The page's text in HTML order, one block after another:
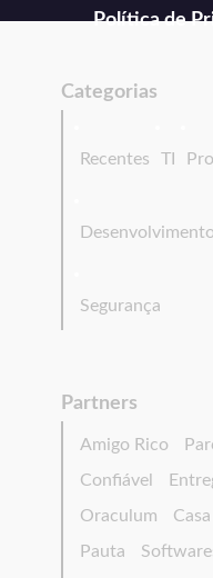
Política de
Categorias
Recentes TI
Desenvolvimento
Segurança
Partners
Amigo Rico
Confiável
Oraculum
Pauta